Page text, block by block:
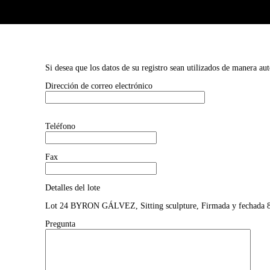
Si desea que los datos de su registro sean utilizados de manera
Dirección de correo electrónico
Teléfono
Fax
Detalles del lote
Lot 24 BYRON GÁLVEZ, Sitting sculpture, Firmada y fechada
Pregunta